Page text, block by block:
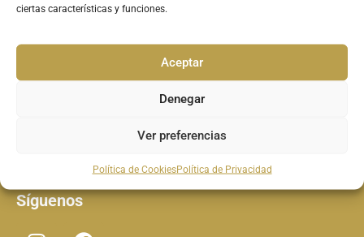
ciertas características y funciones.
Aceptar
Denegar
Ver preferencias
Política de CookiesPolítica de Privacidad
Síguenos